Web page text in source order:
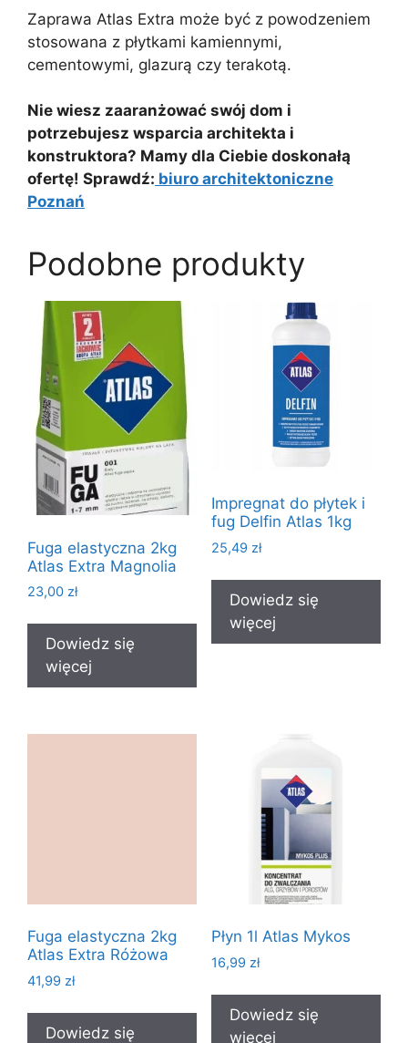
Zaprawa Atlas Extra może być z powodzeniem
stosowana z płytkami kamiennymi,
cementowymi, glazurą czy terakotą.
Nie wiesz zaaranżować swój dom i
potrzebujesz wsparcia architekta i
konstruktora? Mamy dla Ciebie doskonałą
ofertę! Sprawdź: biuro architektoniczne
Poznań
Podobne produkty
Fuga elastyczna 2kg
Atlas Extra Magnolia
23,00 zł
Dowiedz się
więcej
Impregnat do płytek i
fug Delfin Atlas 1kg
25,49 zł
Dowiedz się
więcej
Fuga elastyczna 2kg
Atlas Extra Różowa
41,99 zł
Dowiedz się
Płyn 1l Atlas Mykos
16,99 zł
Dowiedz się
więcej